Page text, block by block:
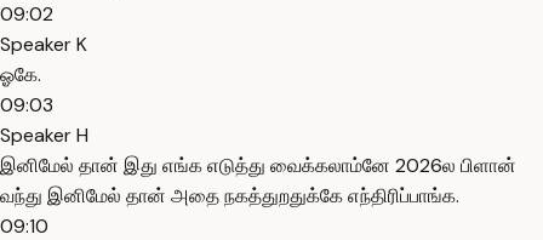
09:02
Speaker K
ஓகே.
09:03
Speaker H
இனிமேல் தான் இது எங்க எடுத்து வைக்கலாம்னே 2026ல பிளான்
வந்து இனிமேல் தான் அதை நகத்துறதுக்கே எந்திரிப்பாங்க.
09:10